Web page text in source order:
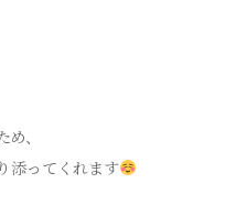
、
添ってくれます